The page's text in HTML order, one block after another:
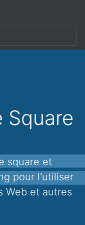
Square
pour l'utiliser
Web et autres